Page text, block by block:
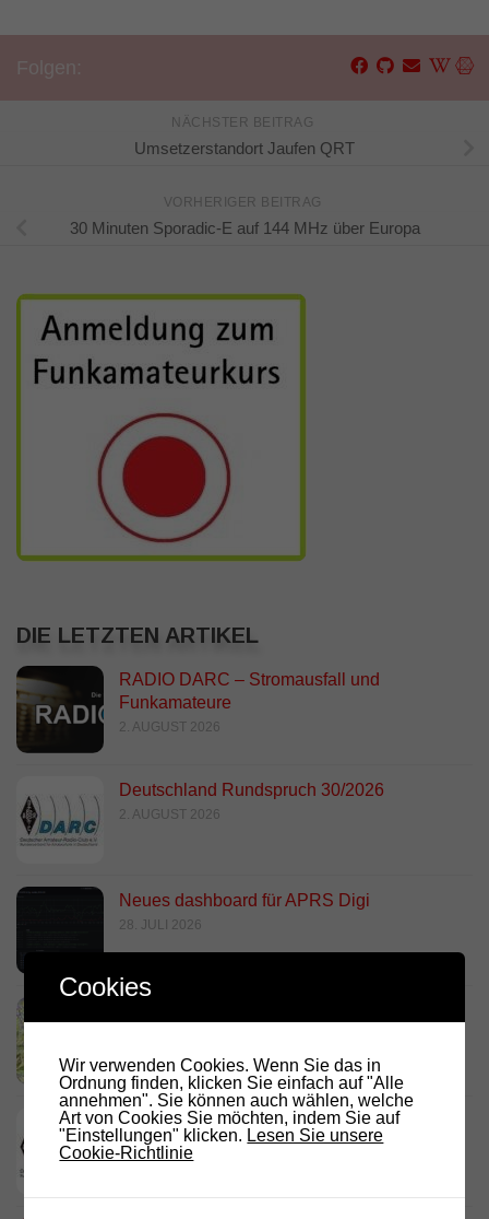
NÄCHSTER BEITRAG
Umsetzerstandort Jaufen QRT
VORHERIGER BEITRAG
30 Minuten Sporadic-E auf 144 MHz über Europa
DIE LETZTEN ARTIKEL
RADIO DARC – Stromausfall und
Funkamateure
2. AUGUST 2026
Deutschland Rundspruch 30/2026
2. AUGUST 2026
Neues dashboard für APRS Digi
28. JULI 2026
23. JULI 2026
DARC Rundspruch 29/2026
23. JULI 2026
Cookies
Wir verwenden Cookies. Wenn Sie das in
Ordnung finden, klicken Sie einfach auf "Alle
annehmen". Sie können auch wählen, welche
Art von Cookies Sie möchten, indem Sie auf
"Einstellungen" klicken. Lesen Sie unsere
Cookie-Richtlinie